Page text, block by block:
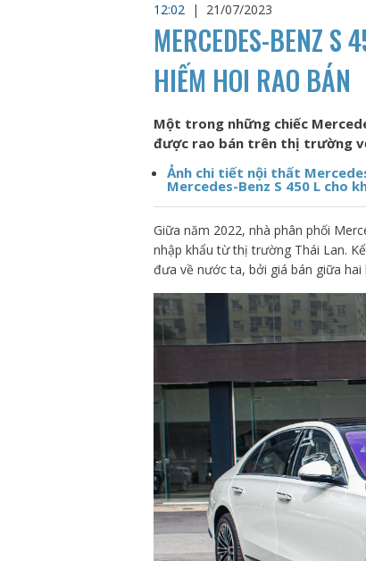
12:02 | 21/07/2023
MERCEDES-BENZ S
HIẾM HOI RAO BÁN
Một trong những chiếc
được rao bán trên thị trường
Ảnh chi tiết nội thất
Mercedes-Benz S 450 L cho
Giữa năm 2022, nhà phân phối
nhập khẩu từ thị trường Thái Lan.
đưa về nước ta, bởi giá bán giữa